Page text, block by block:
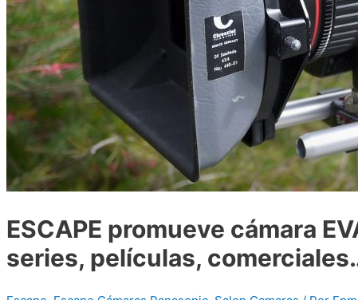
ESCAPE promueve cámara
series, películas,